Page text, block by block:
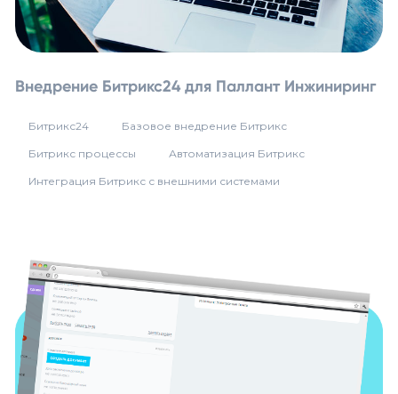
Внедрение Битрикс24 для Паллант Инжиниринг
Битрикс24 Базовое внедрение Битрикс
Битрикс процессы Автоматизация Битрикс
Интеграция Битрикс с внешними системами